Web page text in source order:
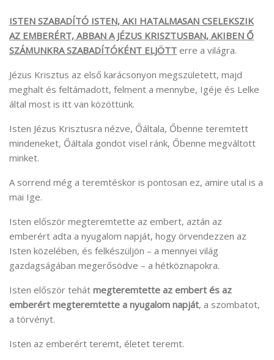
ISTEN SZABADÍTÓ ISTEN, AKI HATALMASAN CSELEKSZIK
AZ EMBERÉRT, ABBAN A JÉZUS KRISZTUSBAN, AKIBEN Ő
SZÁMUNKRA SZABADÍTÓKÉNT ELJÖTT erre a világra.
Jézus Krisztus az első karácsonyon megszületett, majd
meghalt és feltámadott, felment a mennybe, Igéje és Lelke
által most is itt van közöttünk.
Isten Jézus Krisztusra nézve, Őáltala, Őbenne teremtett
mindeneket, Őáltala gondot visel ránk, Őbenne megváltott
minket.
A sorrend még a teremtéskor is pontosan ez, amire utal is a
mai Ige.
Isten először megteremtette az embert, aztán az
emberért adta a nyugalom napját, hogy örvendezzen az
Isten közelében, és felkészüljön – a mennyei világ
gazdagságában megerősödve – a hétköznapokra.
Isten először tehát megteremtette az embert és az
emberért megteremtette a nyugalom napját, a szombatot,
a törvényt.
Isten az emberért teremt, életet teremt.